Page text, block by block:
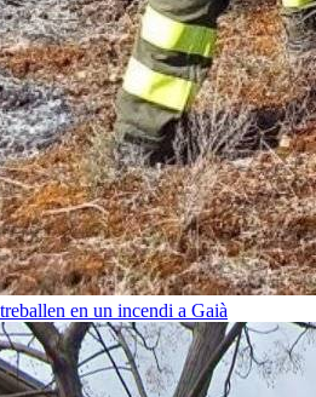
en un incendi a Gaià